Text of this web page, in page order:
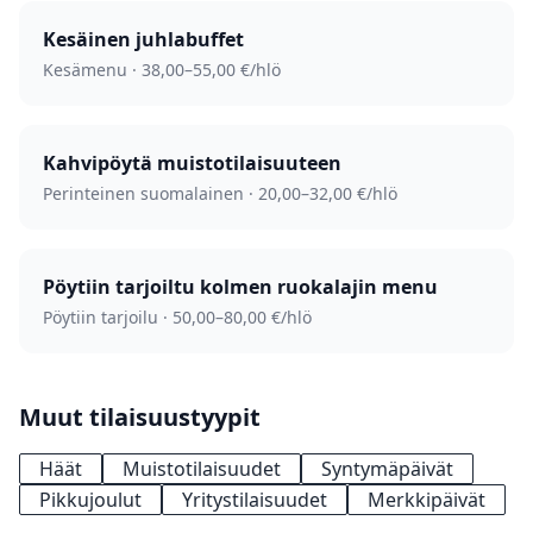
Kesäinen juhla­buffet
Kesämenu · 38,00–55,00 €/hlö
Kahvipöytä muistotilaisuuteen
Perinteinen suomalainen · 20,00–32,00 €/hlö
Pöytiin tarjoiltu kolmen ruokalajin menu
Pöytiin tarjoilu · 50,00–80,00 €/hlö
Muut tilaisuustyypit
Häät Muistotilaisuudet
Syntymäpäivät
Pikkujoulut
Yritystilaisuudet Merkkipäivät